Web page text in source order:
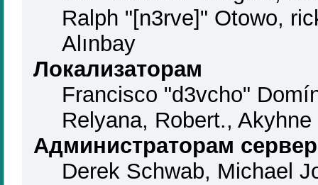
Ralph "[n3rve]" Otowo,
Alınbay
Локализаторам
Francisco "d3vcho"
Relyana, Robert.,
Администраторам
Derek Schwab, Michael